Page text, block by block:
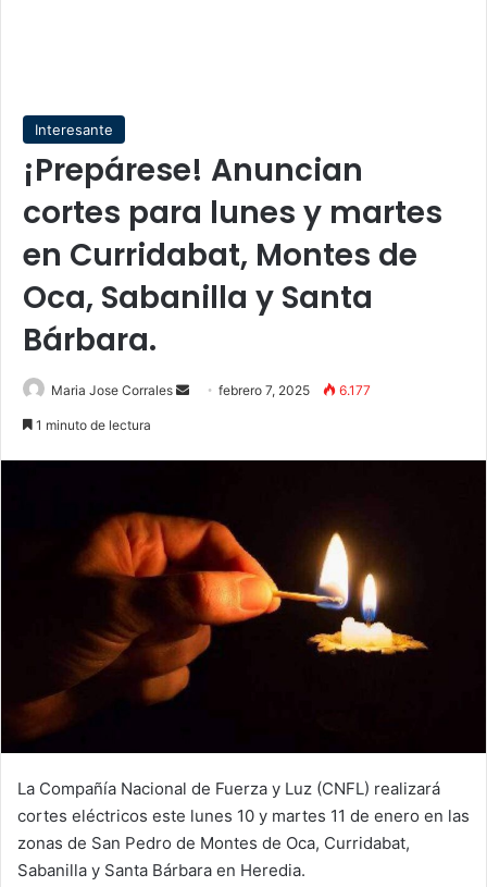
Interesante
¡Prepárese! Anuncian
cortes para lunes y martes
en Curridabat, Montes de
Oca, Sabanilla y Santa
Bárbara.
Maria Jose Corrales
Sendfebrero 7, 2025 6.177
1 minuto de lectura
La Compañía Nacional de Fuerza y Luz (CNFL) realizará
cortes eléctricos este lunes 10 y martes 11 de enero en las
zonas de San Pedro de Montes de Oca, Curridabat,
Sabanilla y Santa Bárbara en Heredia.